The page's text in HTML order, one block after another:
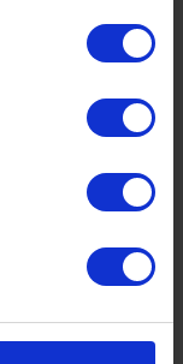
différentes
Nous
tels que la
les femmes